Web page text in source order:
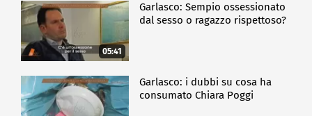
05:41
Garlasco: Sempio ossessionato
dal sesso o ragazzo rispettoso?
Garlasco: i dubbi su cosa ha
consumato Chiara Poggi